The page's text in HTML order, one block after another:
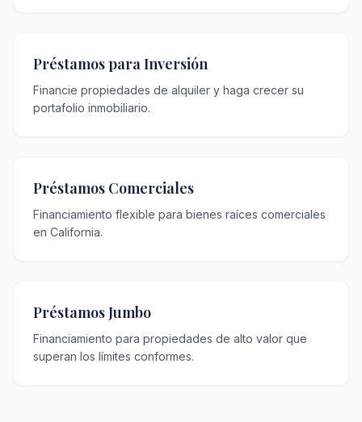
Préstamos para Inversión
Financie propiedades de alquiler y haga crecer su
portafolio inmobiliario.
Préstamos Comerciales
Financiamiento flexible para bienes raíces comerciales
en California.
Préstamos Jumbo
Financiamiento para propiedades de alto valor que
superan los límites conformes.